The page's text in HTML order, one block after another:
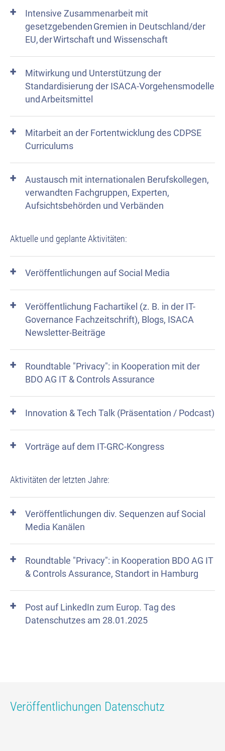
Intensive Zusammenarbeit mit
gesetzgebenden Gremien in Deutschland/der
EU, der Wirtschaft und Wissenschaft
Mitwirkung und Unterstützung der
Standardisierung der ISACA-Vorgehensmodelle
und Arbeitsmittel
Mitarbeit an der Fortentwicklung des CDPSE
Curriculums
Austausch mit internationalen Berufskollegen,
verwandten Fachgruppen, Experten,
Aufsichtsbehörden und Verbänden
Aktuelle und geplante Aktivitäten:
Veröffentlichungen auf Social Media
Veröffentlichung Fachartikel (z. B. in der IT-
Governance Fachzeitschrift), Blogs, ISACA
Newsletter​-Beiträge
Roundtable "Privacy": in Kooperation mit der
BDO AG IT & Controls Assurance
Innovation & Tech Talk (Präsentation / Podcast)
Vorträge auf dem IT-GRC-Kongress
Aktivitäten der letzten Jahre:
Veröffentlichungen div. Sequenzen auf Social
Media Kanälen​
Roundtable "Privacy": in Kooperation BDO AG IT
& Controls Assurance, Standort in Hamburg
Post auf LinkedIn zum Europ. Tag des
Datenschutzes am 28.01.2025
Veröffentlichungen Datenschutz